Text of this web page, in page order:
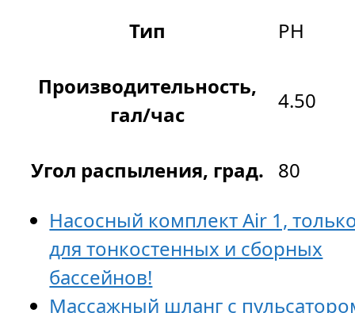
Тип
PH
Производительность,
гал/час
4.50
Угол распыления, град.
80
Насосный комплект Air 1,
для тонкостенных и сборных
бассейнов!
Массажный шланг с